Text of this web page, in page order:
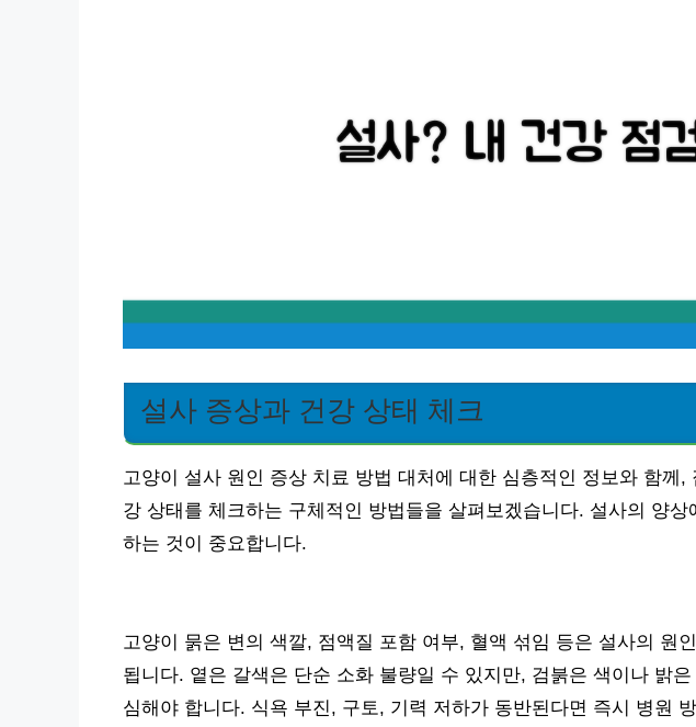
설사 증상과 건강 상태 체크
고양이 설사 원인 증상 치료 방법 대처에 대한 심층적인 정보와 함께,
강 상태를 체크하는 구체적인 방법들을 살펴보겠습니다. 설사의 양
하는 것이 중요합니다.
고양이 묽은 변의 색깔, 점액질 포함 여부, 혈액 섞임 등은 설사의 원
됩니다. 옅은 갈색은 단순 소화 불량일 수 있지만, 검붉은 색이나 밝
심해야 합니다. 식욕 부진, 구토, 기력 저하가 동반된다면 즉시 병원